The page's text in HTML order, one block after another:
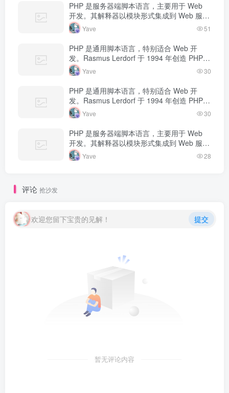
PHP 是服务器端脚本语言，主要用于 Web
开发。其解释器以模块形式集成到 Web 服务
器中，当收到请求时执行 PHP 代码，生成动
态内容返回给客户端。
Yave 51
PHP 是通用脚本语言，特别适合 Web 开
发。Rasmus Lerdorf 于 1994 年创造 PHP，
最初用于追踪个人简历访问量。如今 PHP 驱
动…
Yave 30
PHP 是通用脚本语言，特别适合 Web 开
发。Rasmus Lerdorf 于 1994 年创造 PHP，
最初用于追踪个人简历访问量。如今 PHP 驱
动…
Yave 30
PHP 是服务器端脚本语言，主要用于 Web
开发。其解释器以模块形式集成到 Web 服务
器中，当收到请求时执行 PHP 代码，生成动
态内容返回给客户端。
Yave 28
评论 抢沙发
欢迎您留下宝贵的见解！ 提交
暂无评论内容